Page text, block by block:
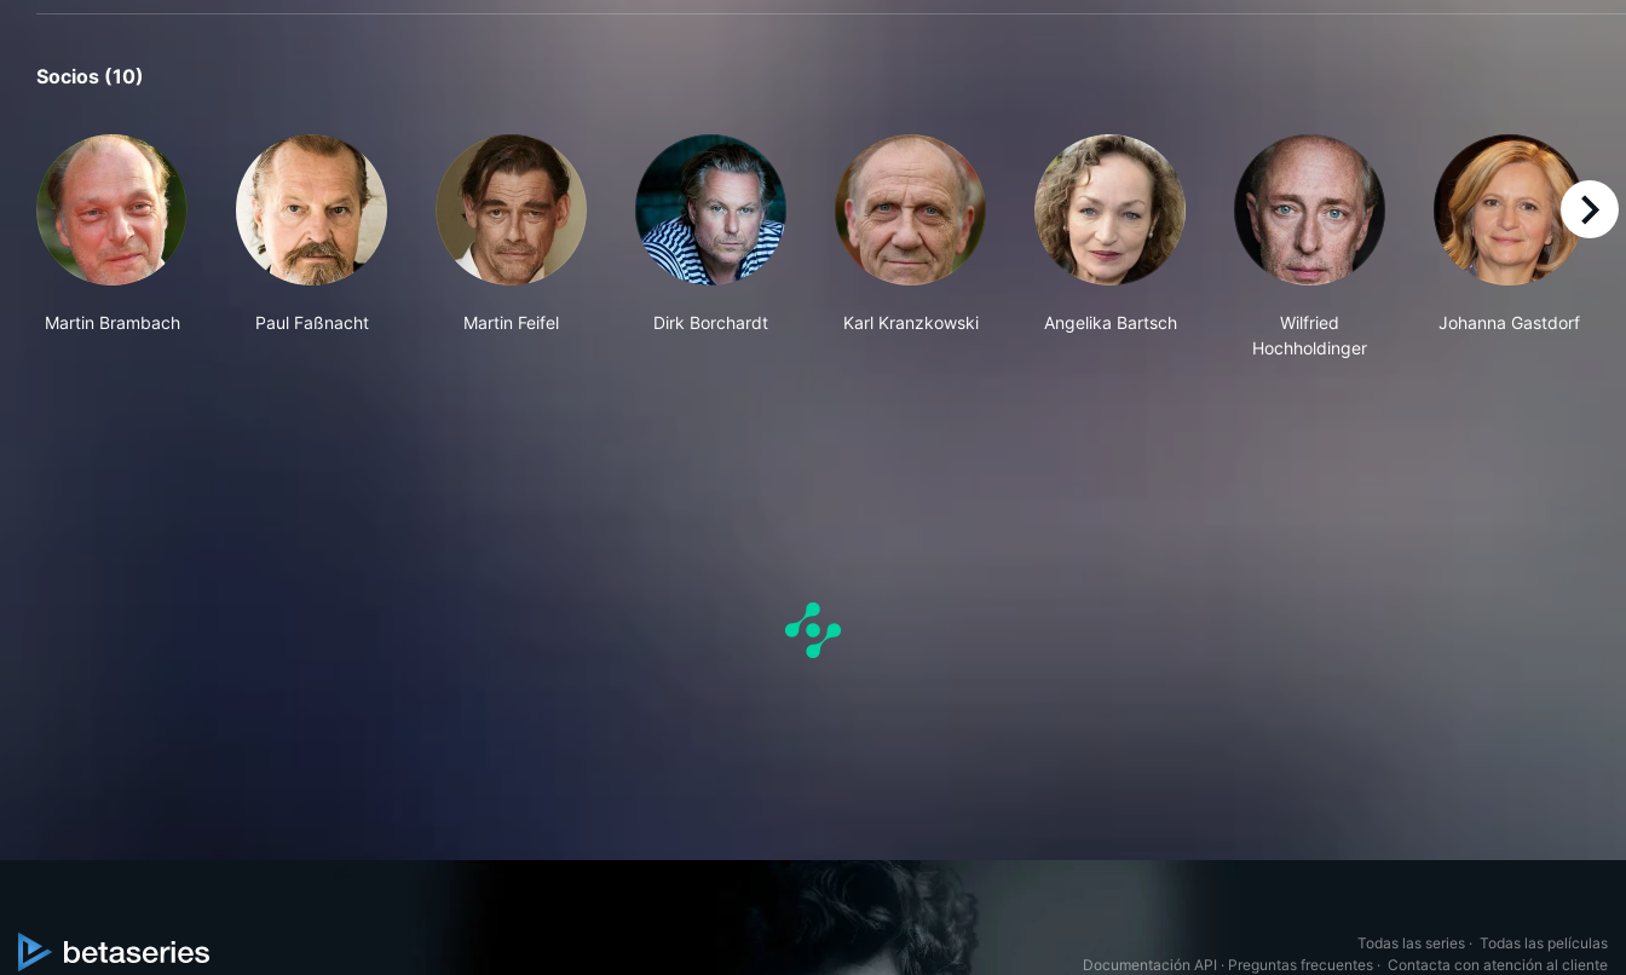
Socios (10)
Martin Brambach Paul Faßnacht Martin Feifel Dirk Borchardt Karl Kranzkowski Angelika Bartsch
Wilfried
Hochholdinger
Johanna Gastdorf
right
Todas las series · Todas las películas
Documentación API · Preguntas frecuentes · Contacta con atención al cliente